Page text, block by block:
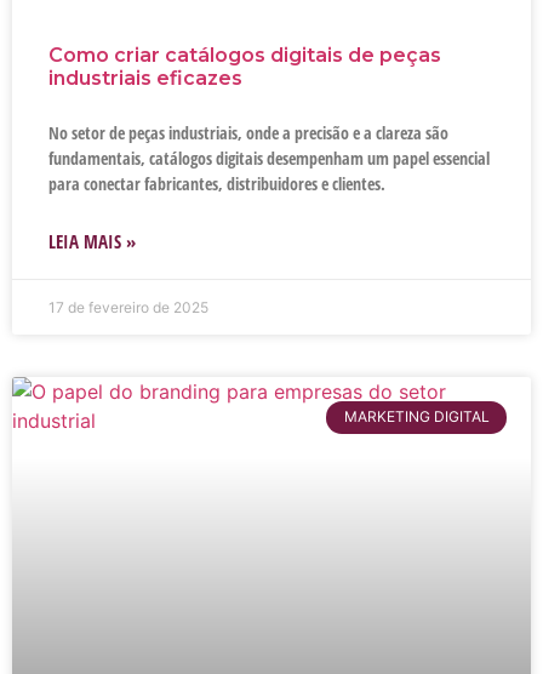
Como criar catálogos digitais de peças
industriais eficazes
No setor de peças industriais, onde a precisão e a clareza são
fundamentais, catálogos digitais desempenham um papel essencial
para conectar fabricantes, distribuidores e clientes.
LEIA MAIS »
17 de fevereiro de 2025
MARKETING DIGITAL